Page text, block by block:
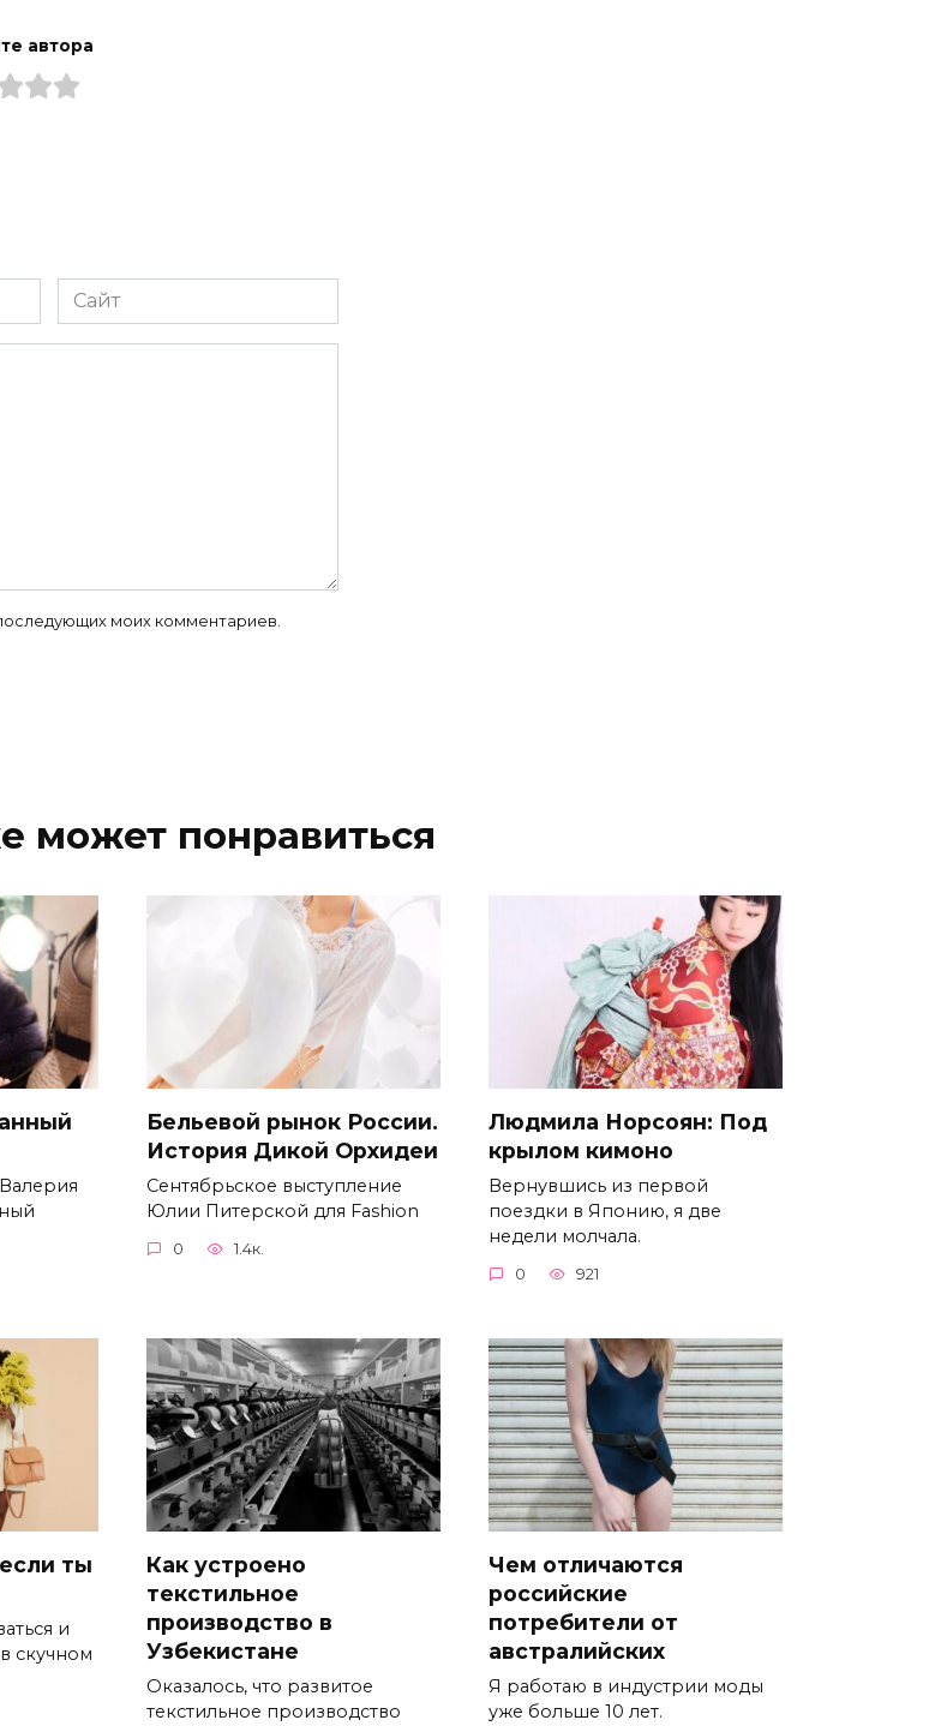
автора
Сайт
моих комментариев.
может понравиться
Бельевой рынок России.
История Дикой Орхидеи
Сентябрьское выступление
Юлии Питерской для Fashion
0 1.4к.
Людмила Норсоян: Под
крылом кимоно
Вернувшись из первой
поездки в Японию, я две
недели молчала.
0 921
ты
и
скучном
Как устроено
текстильное
производство в
Узбекистане
Оказалось, что развитое
текстильное производство
Чем отличаются
российские
потребители от
австралийских
Я работаю в индустрии моды
уже больше 10 лет.